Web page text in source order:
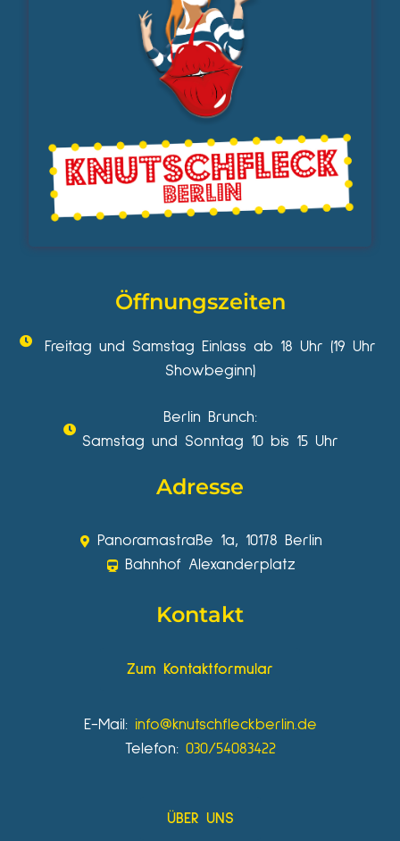
Öffnungszeiten
Freitag und Samstag Einlass ab 18 Uhr (19 Uhr
Showbeginn)
Berlin Brunch:
Samstag und Sonntag 10 bis 15 Uhr
Adresse
Panoramastraße 1a, 10178 Berlin
Bahnhof Alexanderplatz
Kontakt
Zum Kontaktformular
E-Mail: info@knutschfleckberlin.de
Telefon: 030/54083422
ÜBER UNS